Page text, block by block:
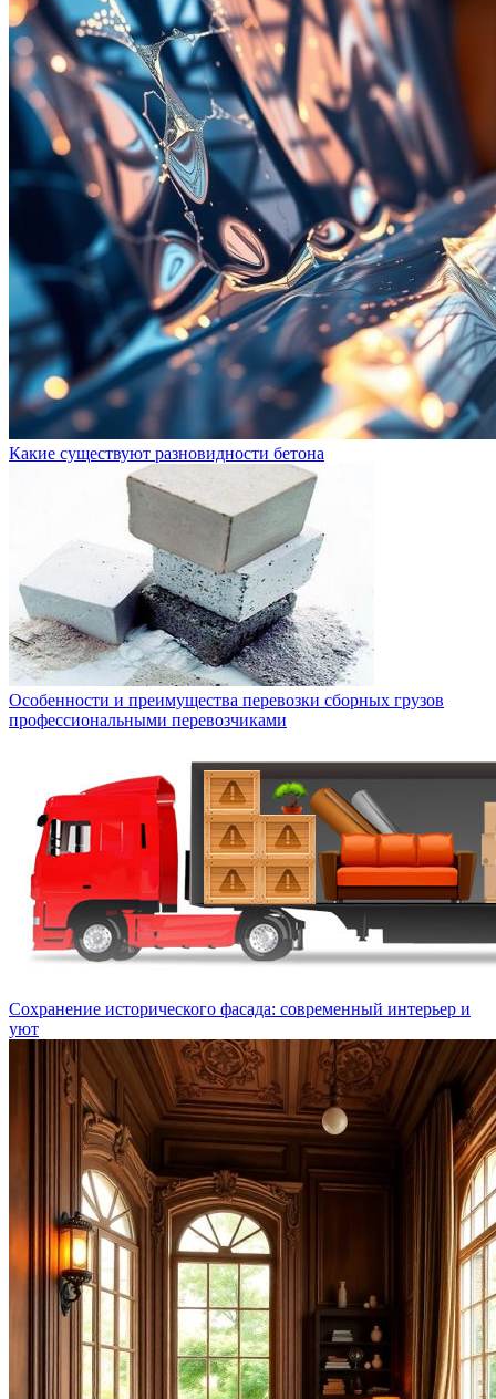
Какие существуют разновидности бетона
Особенности и преимущества перевозки сборных грузов
профессиональными перевозчиками
Сохранение исторического фасада: современный интерьер и
уют